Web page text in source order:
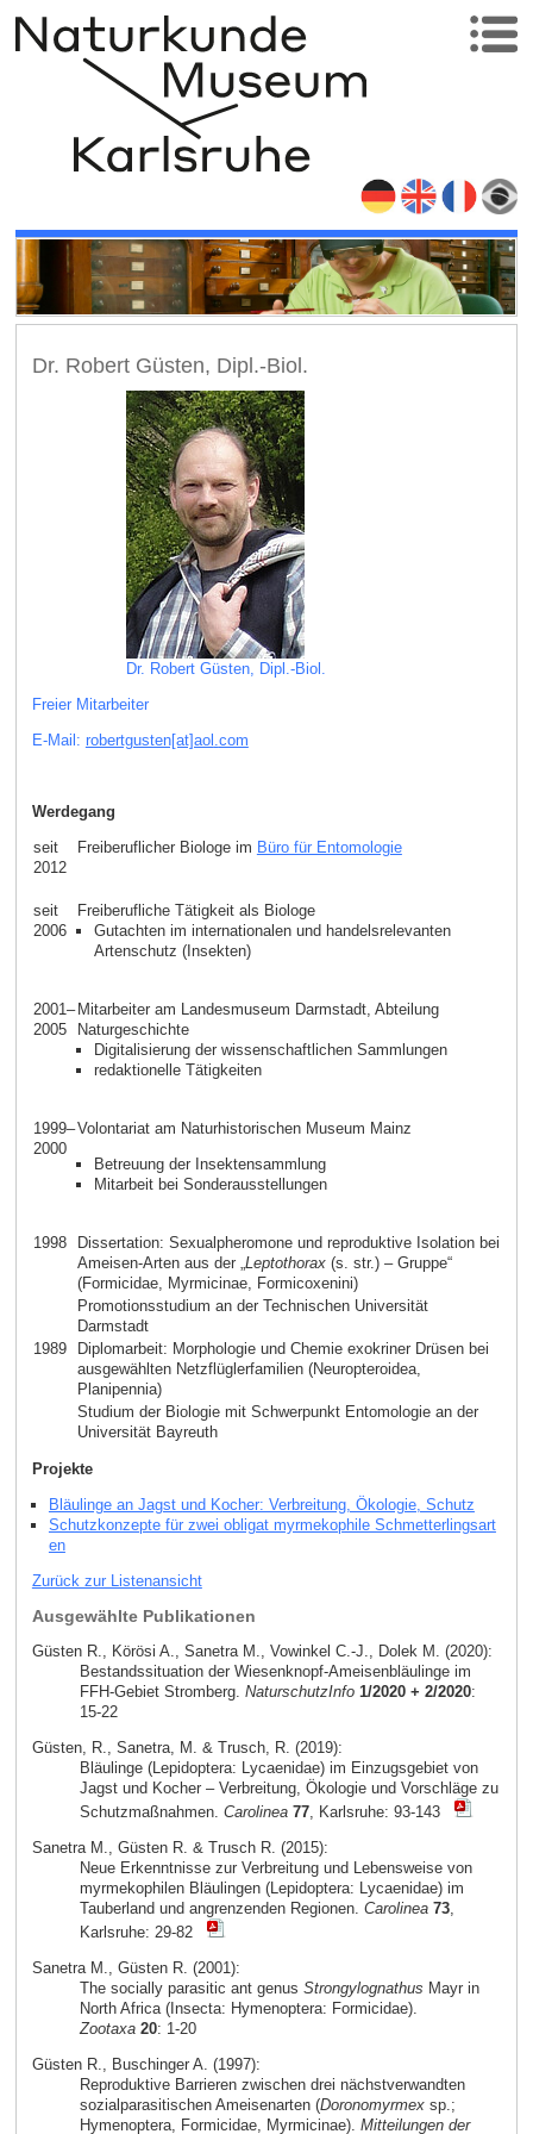
Dr. Robert Güsten, Dipl.-Biol.
Dr. Robert Güsten, Dipl.-Biol.
Freier Mitarbeiter
E-Mail: robertgusten[at]aol .com
Werdegang
seit
2012
Freiberuflicher Biologe im Büro für Entomologie
seit
2006
Freiberufliche Tätigkeit als Biologe
Gutachten im internationalen und handelsrelevanten
Artenschutz (Insekten)
2001–
2005
Mitarbeiter am Landesmuseum Darmstadt, Abteilung
Naturgeschichte
Digitalisierung der wissenschaftlichen Sammlungen
redaktionelle Tätigkeiten
1999–
2000
Volontariat am Naturhistorischen Museum Mainz
Betreuung der Insektensammlung
Mitarbeit bei Sonderausstellungen
1998
Dissertation: Sexualpheromone und reproduktive Isolation bei
Ameisen-Arten aus der „Leptothorax(s. str.) – Gruppe“
(Formicidae, Myrmicinae, Formicoxenini)
Promotionsstudium an der Technischen Universität
Darmstadt
1989
Diplomarbeit: Morphologie und Chemie exokriner Drüsen bei
ausgewählten Netzflüglerfamilien (Neuropteroidea,
Planipennia)
Studium der Biologie mit Schwerpunkt Entomologie an der
Universität Bayreuth
Projekte
Bläulinge an Jagst und Kocher: Verbreitung, Ökologie, Schutz
Schutzkonzepte für zwei obligat myrmekophile Schmetterlingsart
en
Zurück zur Listenansicht
Ausgewählte Publikationen
Güsten R., Körösi A., Sanetra M., Vowinkel C.-J., Dolek M. (2020):
Bestandssituation der Wiesenknopf-Ameisenbläulinge im
FFH-Gebiet Stromberg. NaturschutzInfo 1/2020 + 2/2020:
15-22
Güsten, R., Sanetra, M. & Trusch, R. (2019):
Bläulinge (Lepidoptera: Lycaenidae) im Einzugsgebiet von
Jagst und Kocher – Verbreitung, Ökologie und Vorschläge zu
Schutzmaßnahmen. Carolinea 77, Karlsruhe: 93-143
Sanetra M., Güsten R. & Trusch R. (2015):
Neue Erkenntnisse zur Verbreitung und Lebensweise von
myrmekophilen Bläulingen (Lepidoptera: Lycaenidae) im
Tauberland und angrenzenden Regionen. Carolinea 73,
Karlsruhe: 29-82
Sanetra M., Güsten R. (2001):
The socially parasitic ant genus Strongylognathus Mayr in
North Africa (Insecta: Hymenoptera: Formicidae).
Zootaxa 20: 1-20
Güsten R., Buschinger A. (1997):
Reproduktive Barrieren zwischen drei nächstverwandten
sozialparasitischen Ameisenarten (Doronomyrmexsp.;
Hymenoptera, Formicidae, Myrmicinae). Mitteilungen der